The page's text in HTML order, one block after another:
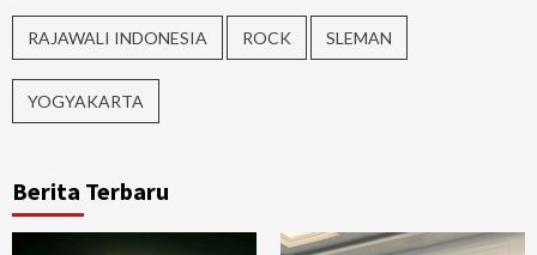
RAJAWALI INDONESIA ROCK SLEMAN
YOGYAKARTA
Berita Terbaru